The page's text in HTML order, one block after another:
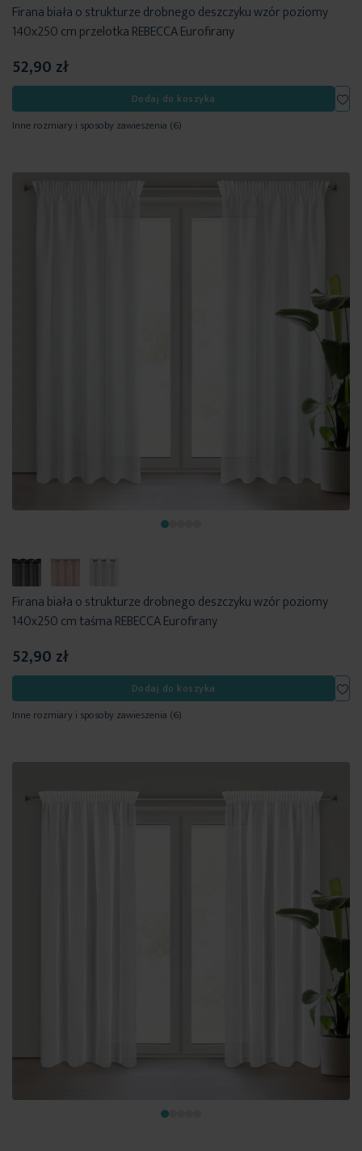
Firana biała o strukturze drobnego deszczyku wzór poziomy
140x250 cm przelotka REBECCA Eurofirany
52,90 zł
Dodaj do koszyka
Inne rozmiary i sposoby zawieszenia (6)
Firana biała o strukturze drobnego deszczyku wzór poziomy
140x250 cm taśma REBECCA Eurofirany
52,90 zł
Dodaj do koszyka
Inne rozmiary i sposoby zawieszenia (6)